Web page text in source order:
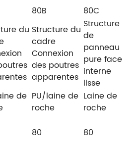
80B 80C
du Structure du
cadre
Connexion
des poutres
apparentes
Structure
de
panneau
pure face
interne
lisse
de PU/laine de
roche
Laine de
roche
80
80